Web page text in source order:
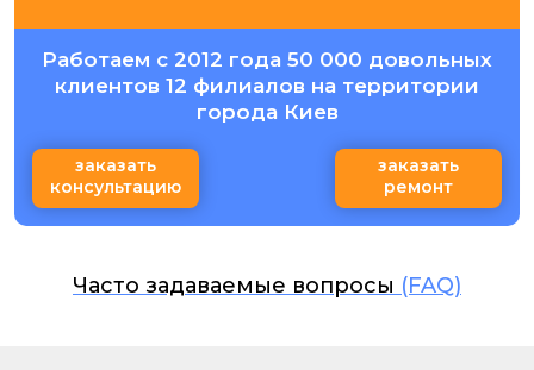
Работаем с 2012 года 50 000 довольных
клиентов 12 филиалов на территории
города Киев
заказать
консультацию
заказать
ремонт
Часто задаваемые вопросы (FAQ)